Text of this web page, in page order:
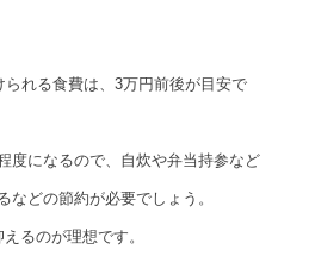
れる食費は、3万円前後が目安で
度になるので、自炊や弁当持参など
などの節約が必要でしょう。
るのが理想です。